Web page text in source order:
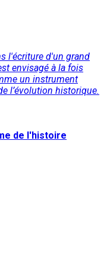
l'écriture d'un grand
envisagé à la fois
un instrument
l’évolution historique.
de l'histoire